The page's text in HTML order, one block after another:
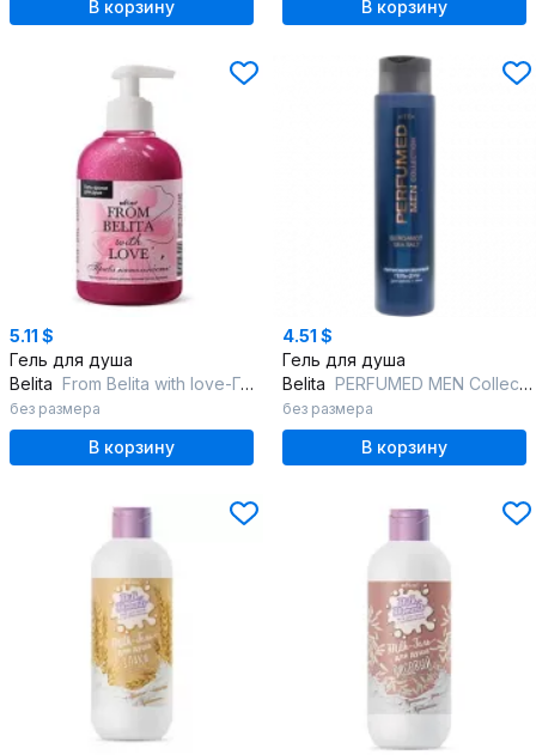
В корзину В корзину
5.11 $
Гель для душа
Belita From Belita with love-Гель-аромат д/душа "Привлекательность"
без размера
В корзину
4.51 $
Гель для душа
Belita PERFUMED MEN Collection BERGAMOT SEA SALT Парфюмированный гель-душ для
без размера
В корзину